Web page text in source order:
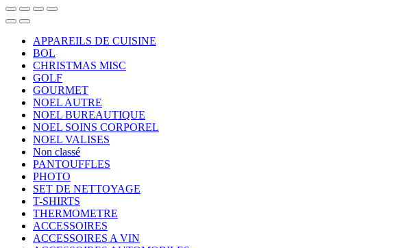
APPAREILS DE CUISINE
BOL
CHRISTMAS MISC
GOLF
GOURMET
NOEL AUTRE
NOEL BUREAUTIQUE
NOEL SOINS CORPOREL
NOEL VALISES
Non classé
PANTOUFFLES
PHOTO
SET DE NETTOYAGE
T-SHIRTS
THERMOMETRE
ACCESSOIRES
ACCESSOIRES A VIN